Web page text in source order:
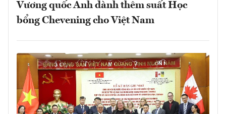
Vương quốc Anh dành thêm suất Học
bổng Chevening cho Việt Nam